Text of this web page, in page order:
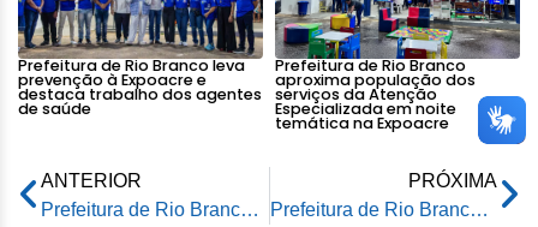
Prefeitura de Rio Branco leva
prevenção à Expoacre e
destaca trabalho dos agentes
de saúde
Prefeitura de Rio Branco
aproxima população dos
serviços da Atenção
Especializada em noite
temática na Expoacre
ANTERIOR
Prefeitura de Rio Branco entrega 27ª Unidade de Saúde para melhor atender à população
PRÓXIMA
Prefeitura de Rio Branco certifica microempreendedores do curso de Gourmet do Senac